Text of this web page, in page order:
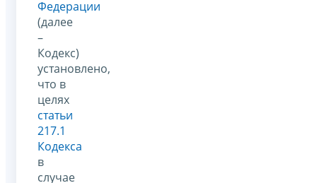
Федерации
(далее
–
Кодекс)
установлено,
что в
целях
статьи
217.1
Кодекса
в
случае